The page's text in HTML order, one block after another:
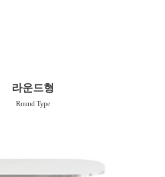
라운드형
Round Type